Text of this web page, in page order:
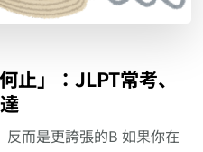
止」：JLPT常考、
反而是更誇張的B 如果你在